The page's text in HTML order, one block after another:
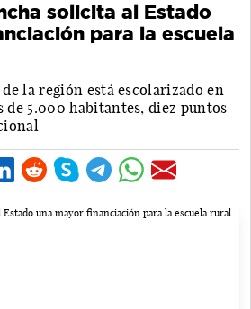
solicita al Estado
para la escuela
la región está escolarizado en
de 5.000 habitantes, diez puntos